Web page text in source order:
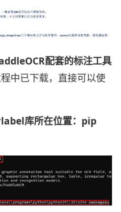
配套的标注工具
中已下载，直接可以使
库所在位置：pip